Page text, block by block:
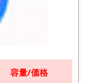
容量/価格